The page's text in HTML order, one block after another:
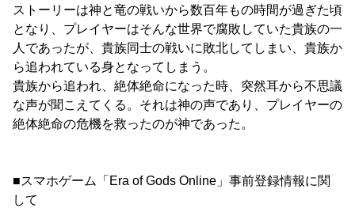
ストーリーは神と竜の戦いから数百年もの時間が過ぎた頃
となり、プレイヤーはそんな世界で腐敗していた貴族の一
人であったが、貴族同士の戦いに敗北してしまい、貴族か
ら追われている身となってしまう。
貴族から追われ、絶体絶命になった時、突然耳から不思議
な声が聞こえてくる。それは神の声であり、プレイヤーの
絶体絶命の危機を救ったのが神であった。
■スマホゲーム「Era of Gods Online」事前登録情報に関
して